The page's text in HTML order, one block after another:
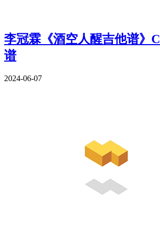
李冠霖《酒空人醒吉他谱》
谱
2024-06-07